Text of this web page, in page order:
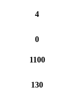
4
0
1100
130